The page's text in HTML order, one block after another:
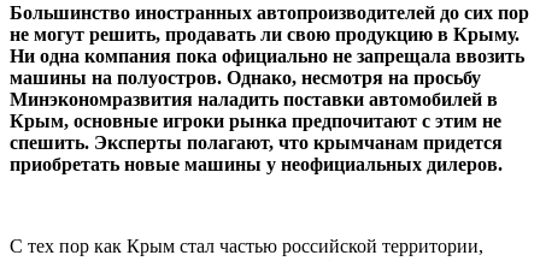
Большинство иностранных автопроизводителей до сих пор
не могут решить, продавать ли свою продукцию в Крыму.
Ни одна компания пока официально не запрещала ввозить
машины на полуостров. Однако, несмотря на просьбу
Минэкономразвития наладить поставки автомобилей в
Крым, основные игроки рынка предпочитают с этим не
спешить. Эксперты полагают, что крымчанам придется
приобретать новые машины у неофициальных дилеров.
С тех пор как Крым стал частью российской территории,